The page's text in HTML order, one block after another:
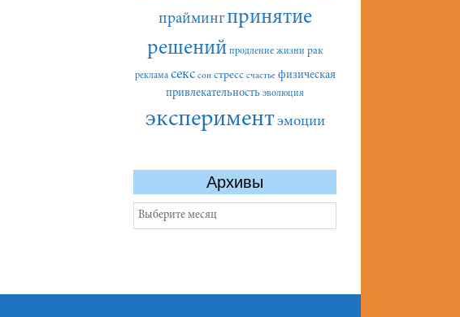
праймингпринятие
решений продление жизни рак
реклама секс сон стресс счастье физическая
привлекательность эволюция
экспериментэмоции
Архивы
Архивы